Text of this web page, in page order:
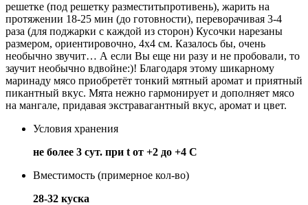
решетке (под решетку разместитьпротивень), жарить на
протяжении 18-25 мин (до готовности), переворачивая 3-4
раза (для поджарки с каждой из сторон) Кусочки нарезаны
размером, ориентировочно, 4х4 см. Казалось бы, очень
необычно звучит… А если Вы еще ни разу и не пробовали, то
заучит необычно вдвойне:)! Благодаря этому шикарному
маринаду мясо приобретёт тонкий мятный аромат и приятный
пикантный вкус. Мята нежно гармонирует и дополняет мясо
на мангале, придавая экстравагантный вкус, аромат и цвет.
Условия хранения
не более 3 сут. при t от +2 до +4 С
Вместимость (примерное кол-во)
28-32 куска